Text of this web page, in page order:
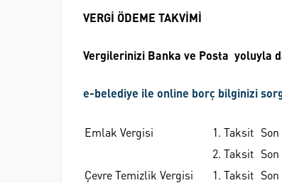
VERGİ ÖDEME TAKVİMİ
Vergilerinizi Banka ve Posta yoluyla
e-belediye ile online borç bilginizi
Emlak Vergisi 1. Taksit
2. Taksit
Çevre Temizlik Vergisi
1. Taksit